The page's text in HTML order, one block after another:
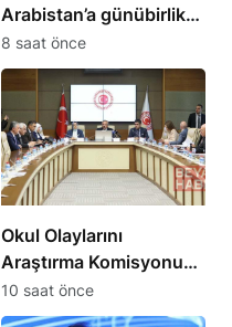
Arabistan’a günübirlik
çalışma ziyareti
yapacak
8 saat önce
Okul Olaylarını
Araştırma Komisyonu
milletvekilleri önerilerini
sundu
10 saat önce